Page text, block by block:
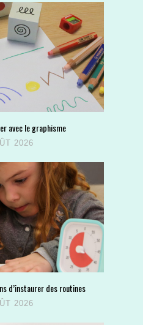
avec le graphisme
2026
d’instaurer des routines
2026